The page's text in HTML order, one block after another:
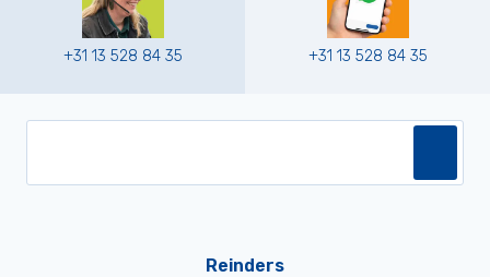
+31 13 528 84 35 +31 13 528 84 35
Reinders